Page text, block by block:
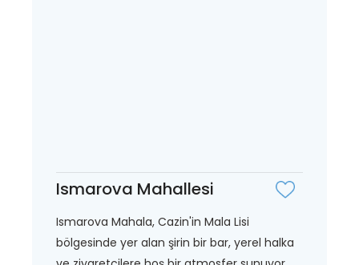
Ismarova Mahallesi
Ismarova Mahala, Cazin'in Mala Lisi
bölgesinde yer alan şirin bir bar, yerel halka